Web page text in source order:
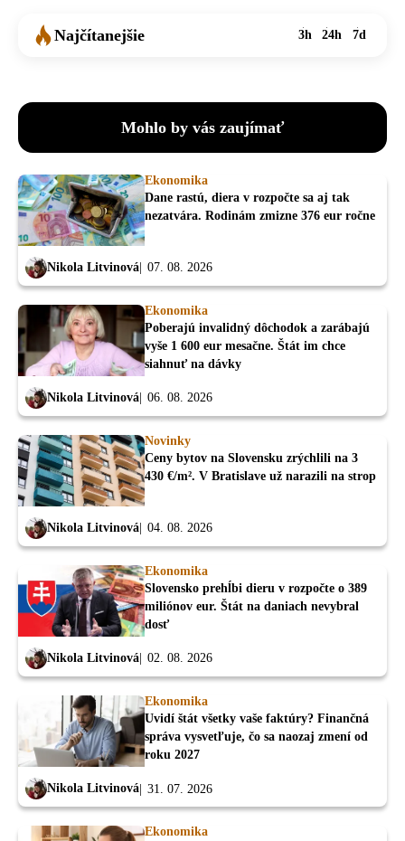
Najčítanejšie 3h 24h 7d
Mohlo by vás zaujímať
Ekonomika
Dane rastú, diera v rozpočte sa aj tak
nezatvára. Rodinám zmizne 376 eur ročne
Nikola Litvinová 07. 08. 2026
Ekonomika
Poberajú invalidný dôchodok a zarábajú
vyše 1 600 eur mesačne. Štát im chce
siahnuť na dávky
Nikola Litvinová 06. 08. 2026
Novinky
Ceny bytov na Slovensku zrýchlili na 3
430 €/m². V Bratislave už narazili na strop
Nikola Litvinová 04. 08. 2026
Ekonomika
Slovensko prehĺbi dieru v rozpočte o 389
miliónov eur. Štát na daniach nevybral
dosť
Nikola Litvinová 02. 08. 2026
Ekonomika
Uvidí štát všetky vaše faktúry? Finančná
správa vysvetľuje, čo sa naozaj zmení od
roku 2027
Nikola Litvinová 31. 07. 2026
Ekonomika